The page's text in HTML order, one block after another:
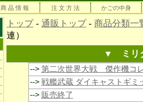
商 品 情 報 注 文 方 法 かごの中身
トップ- 通販トップ- 商品分類一
連）
▼ ミリ
--> 第二次世界大戦 傑作機コ
--> 戦艦武蔵 ダイキャストギミ
--> 販売終了